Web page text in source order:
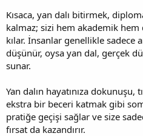
Kısaca, yan dalı bitirmek,
kalmaz; sizi hem akademik
kılar. İnsanlar genellikle sadece
düşünür, oysa yan dal, gerçek
sunar.
Yan dalın hayatınıza dokunuşu,
ekstra bir beceri katmak gibi
pratiğe geçişi sağlar ve size
fırsat da kazandırır.